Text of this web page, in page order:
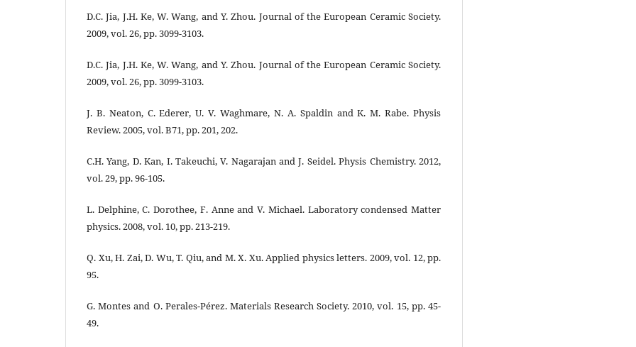
D.C. Jia, J.H. Ke, W. Wang, and Y. Zhou. Journal of the European Ceramic Society.
2009, vol. 26, pp. 3099-3103.
D.C. Jia, J.H. Ke, W. Wang, and Y. Zhou. Journal of the European Ceramic Society.
2009, vol. 26, pp. 3099-3103.
J. B. Neaton, C. Ederer, U. V. Waghmare, N. A. Spaldin and K. M. Rabe. Physis
Review. 2005, vol. B71, pp. 201, 202.
C.H. Yang, D. Kan, I. Takeuchi, V. Nagarajan and J. Seidel. Physis Chemistry. 2012,
vol. 29, pp. 96-105.
L. Delphine, C. Dorothee, F. Anne and V. Michael. Laboratory condensed Matter
physics. 2008, vol. 10, pp. 213-219.
Q. Xu, H. Zai, D. Wu, T. Qiu, and M. X. Xu. Applied physics letters. 2009, vol. 12, pp.
95.
G. Montes and O. Perales-Pérez. Materials Research Society. 2010, vol. 15, pp. 45-
49.